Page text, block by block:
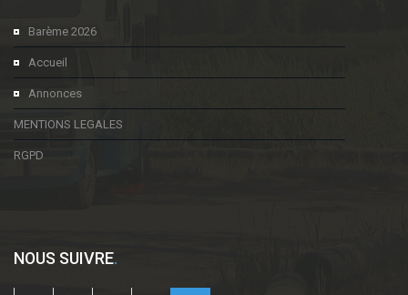
Barème 2026
Accueil
Annonces
MENTIONS LEGALES
RGPD
NOUS SUIVRE.